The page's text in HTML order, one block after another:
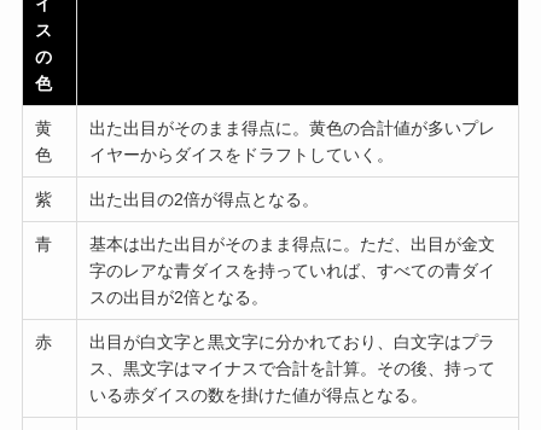
ス
の
色
黄
色
出た出目がそのまま得点に。黄色の合計値が多いプレ
イヤーからダイスをドラフトしていく。
紫 出た出目の2倍が得点となる。
青
基本は出た出目がそのまま得点に。ただ、出目が金文
字のレアな青ダイスを持っていれば、すべての青ダイ
スの出目が2倍となる。
赤
出目が白文字と黒文字に分かれており、白文字はプラ
ス、黒文字はマイナスで合計を計算。その後、持って
いる赤ダイスの数を掛けた値が得点となる。